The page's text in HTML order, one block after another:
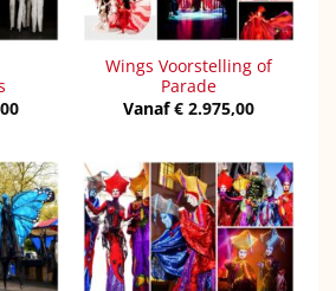
Wings Voorstelling of
Parade
Vanaf€ 2.975,00